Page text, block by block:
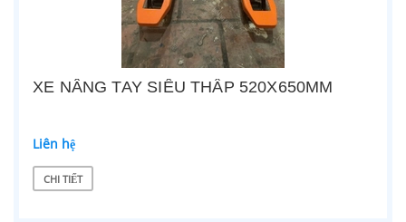
XE NÂNG TAY SIÊU THẤP 520X650MM
Liên hệ
CHI TIẾT